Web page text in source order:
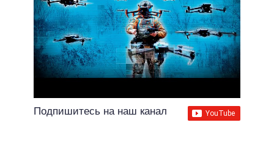
Подпишитесь на наш канал